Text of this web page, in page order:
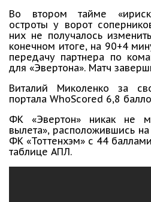
Во втором тайме
остроты у ворот
них не получалось
конечном итоге, на 90+4
передачу партнера по
для «Эвертона». Матч
Виталий Миколенко за
портала WhoScored 6,8
ФК «Эвертон» никак не
вылета», расположившись
ФК «Тоттенхэм» с 44
таблице АПЛ.